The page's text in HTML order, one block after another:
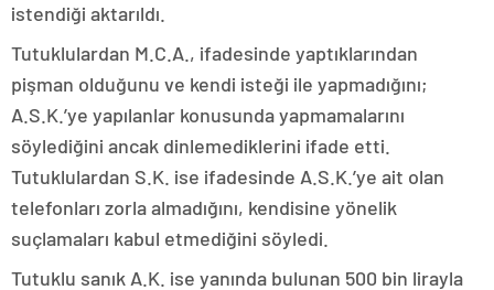
istendiği aktarıldı.
Tutuklulardan M.C.A., ifadesinde yaptıklarından
pişman olduğunu ve kendi isteği ile yapmadığını;
A.S.K.’ye yapılanlar konusunda yapmamalarını
söylediğini ancak dinlemediklerini ifade etti.
Tutuklulardan S.K. ise ifadesinde A.S.K.’ye ait olan
telefonları zorla almadığını, kendisine yönelik
suçlamaları kabul etmediğini söyledi.
Tutuklu sanık A.K. ise yanında bulunan 500 bin lirayla